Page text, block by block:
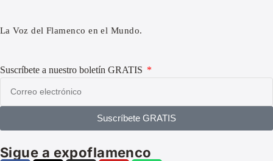
La Voz del Flamenco en el Mundo.
Suscríbete a nuestro boletín GRATIS
Suscríbete GRATIS
Sigue a expoflamenco